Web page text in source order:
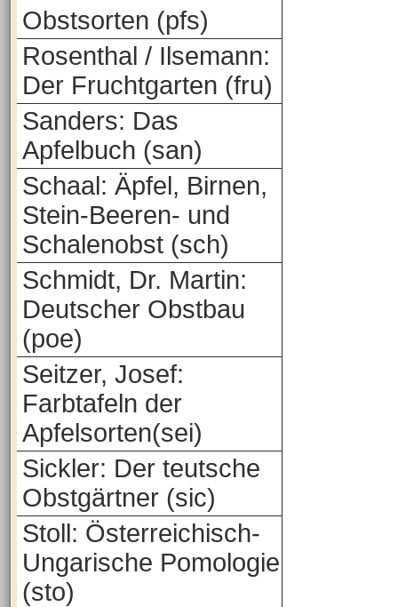
Obstsorten (pfs)
Rosenthal / Ilsemann:
Der Fruchtgarten (fru)
Sanders: Das
Apfelbuch (san)
Schaal: Äpfel, Birnen,
Stein-Beeren- und
Schalenobst (sch)
Schmidt, Dr. Martin:
Deutscher Obstbau
(poe)
Seitzer, Josef:
Farbtafeln der
Apfelsorten(sei)
Sickler: Der teutsche
Obstgärtner (sic)
Stoll: Österreichisch-
Ungarische Pomologie
(sto)